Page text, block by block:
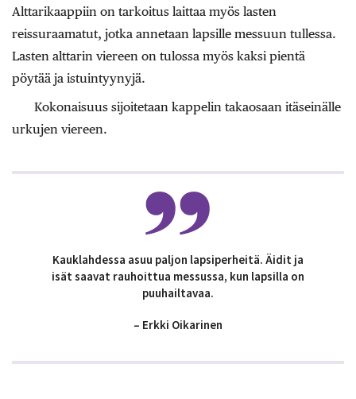
Alttarikaappiin on tarkoitus laittaa myös lasten
reissuraamatut, jotka annetaan lapsille messuun tullessa.
Lasten alttarin viereen on tulossa myös kaksi pientä
pöytää ja istuintyynyjä.
Kokonaisuus sijoitetaan kappelin takaosaan itäseinälle
urkujen viereen.
Kauklahdessa asuu paljon lapsiperheitä. Äidit ja
isät saavat rauhoittua messussa, kun lapsilla on
puuhailtavaa.
– Erkki Oikarinen